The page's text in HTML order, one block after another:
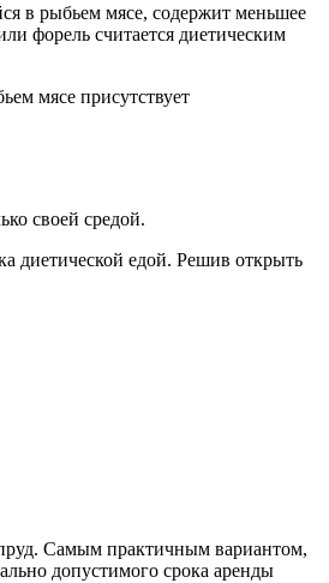
в рыбьем мясе, содержит меньшее
форель считается диетическим
мясе присутствует
своей средой.
диетической едой. Решив открыть
Самым практичным вариантом,
допустимого срока аренды